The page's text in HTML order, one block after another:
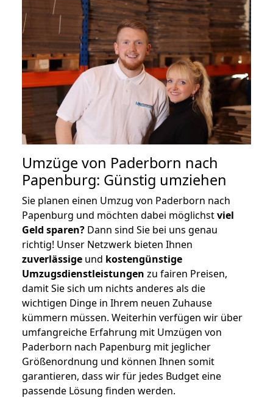
Umzüge von Paderborn nach
Papenburg: Günstig umziehen
Sie planen einen Umzug von Paderborn nach
Papenburg und möchten dabei möglichstviel
Geld sparen? Dann sind Sie bei uns genau
richtig! Unser Netzwerk bieten Ihnen
zuverlässige und kostengünstige
Umzugsdienstleistungen zu fairen Preisen,
damit Sie sich um nichts anderes als die
wichtigen Dinge in Ihrem neuen Zuhause
kümmern müssen. Weiterhin verfügen wir über
umfangreiche Erfahrung mit Umzügen von
Paderborn nach Papenburg mit jeglicher
Größenordnung und können Ihnen somit
garantieren, dass wir für jedes Budget eine
passende Lösung finden werden.